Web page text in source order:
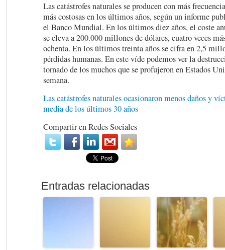
Las catástrofes naturales se producen con más
más costosas en los últimos años, según un informe
el Banco Mundial. En los últimos diez años, el coste
se eleva a 200.000 millones de dólares, cuatro veces
ochenta. En los últimos treinta años se cifra en 2,5
pérdidas humanas. En este víde podemos ver la
tornado de los muchos que se profujeron en Estados
semana.
Las catástrofes naturales ocasionaron menos daños y
media de los últimos 30 años
Compartir en Redes Sociales